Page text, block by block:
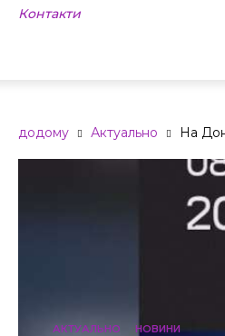
Контакти
додому Актуально На
АКТУАЛЬНО НОВИНИ